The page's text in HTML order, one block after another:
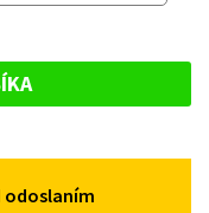
II
OD
5X112
odoslaním